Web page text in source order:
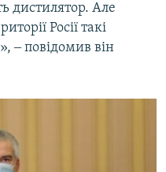
дистилятор. Але
Росії такі
‒ повідомив він